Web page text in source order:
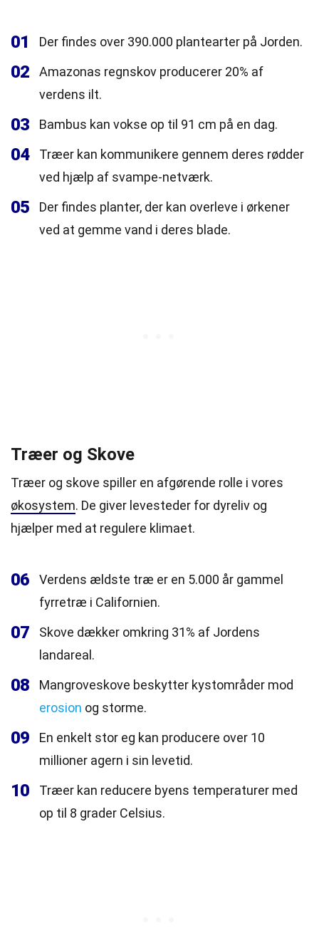
01 Der findes over 390.000 plantearter på Jorden.
02
Amazonas regnskov producerer 20% af
verdens ilt.
03 Bambus kan vokse op til 91 cm på en dag.
04
Træer kan kommunikere gennem deres rødder
ved hjælp af svampe-netværk.
05
Der findes planter, der kan overleve i ørkener
ved at gemme vand i deres blade.
Træer og Skove
Træer og skove spiller en afgørende rolle i vores
økosystem. De giver levesteder for dyreliv og
hjælper med at regulere klimaet.
06
Verdens ældste træ er en 5.000 år gammel
fyrretræ i Californien.
07
Skove dækker omkring 31% af Jordens
landareal.
08
Mangroveskove beskytter kystområder mod
erosion og storme.
09
En enkelt stor eg kan producere over 10
millioner agern i sin levetid.
10
Træer kan reducere byens temperaturer med
op til 8 grader Celsius.